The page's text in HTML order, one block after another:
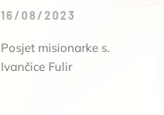
16/08/2023
Posjet misionarke s.
Ivančice Fulir